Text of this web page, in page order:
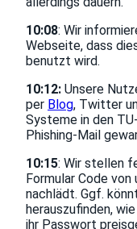
10:08: Wir
Webseite, dass
benutzt wird.
10:12: Unsere
per Blog, Twitter
Systeme in den
Phishing-Mail
10:15: Wir stellen
Formular Code
nachlädt. Ggf.
herauszufinden,
ihr Passwort